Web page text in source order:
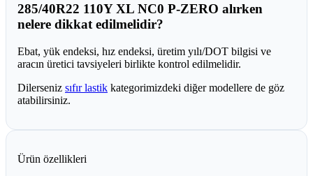
285/40R22 110Y XL NC0 P-ZERO alırken
nelere dikkat edilmelidir?
Ebat, yük endeksi, hız endeksi, üretim yılı/DOT bilgisi ve
aracın üretici tavsiyeleri birlikte kontrol edilmelidir.
Dilerseniz sıfır lastik kategorimizdeki diğer modellere de göz
atabilirsiniz.
Ürün özellikleri